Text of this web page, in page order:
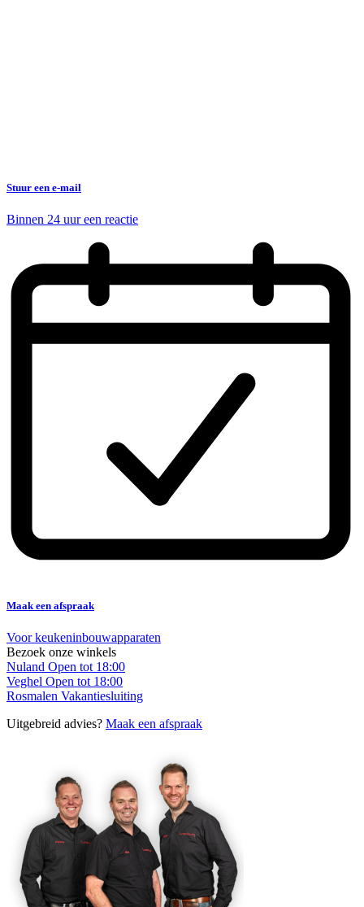
Stuur een e-mail
Binnen 24 uur een reactie
Maak een afspraak
Voor keukeninbouwapparaten
Bezoek onze winkels
Nuland Open tot 18:00
Veghel Open tot 18:00
Rosmalen Vakantiesluiting
Uitgebreid advies? Maak een afspraak